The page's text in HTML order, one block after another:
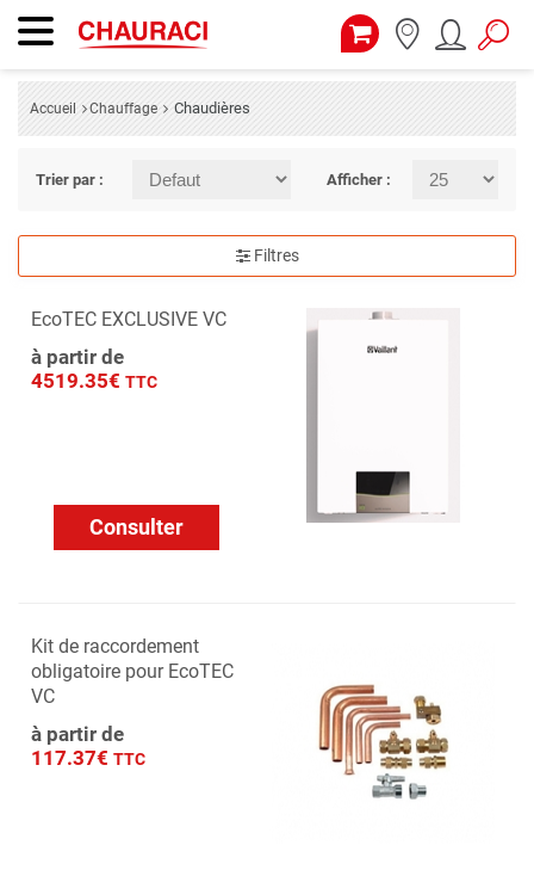
Accueil Chauffage Chaudières
Trier par : Afficher :
Filtres
EcoTEC EXCLUSIVE VC
à partir de
4519.35€ TTC
Consulter
Kit de raccordement
obligatoire pour EcoTEC
VC
à partir de
117.37€ TTC